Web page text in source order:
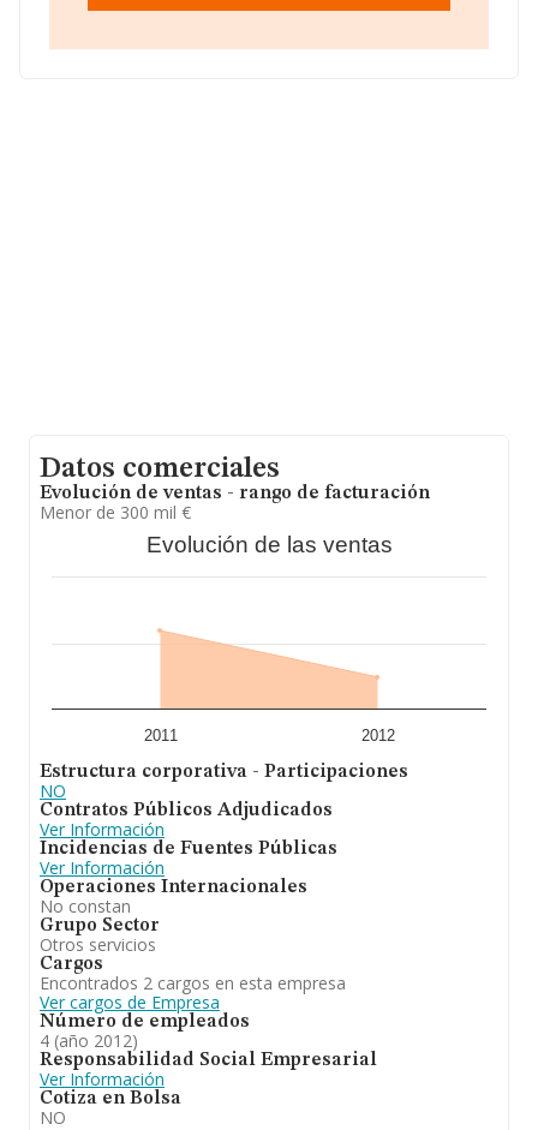
Datos comerciales
Evolución de ventas - rango de facturación
Menor de 300 mil €
Evolución de las ventas
2011 2012
Estructura corporativa - Participaciones
NO
Contratos Públicos Adjudicados
Ver Información
Incidencias de Fuentes Públicas
Ver Información
Operaciones Internacionales
No constan
Grupo Sector
Otros servicios
Cargos
Encontrados 2 cargos en esta empresa
Ver cargos de Empresa
Número de empleados
4 (año 2012)
Responsabilidad Social Empresarial
Ver Información
Cotiza en Bolsa
NO